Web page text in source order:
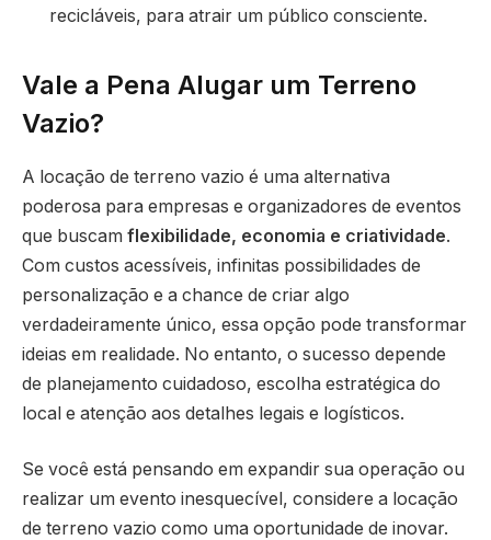
recicláveis, para atrair um público consciente.
Vale a Pena Alugar um Terreno
Vazio?
A locação de terreno vazio é uma alternativa
poderosa para empresas e organizadores de eventos
que buscam flexibilidade, economia e criatividade.
Com custos acessíveis, infinitas possibilidades de
personalização e a chance de criar algo
verdadeiramente único, essa opção pode transformar
ideias em realidade. No entanto, o sucesso depende
de planejamento cuidadoso, escolha estratégica do
local e atenção aos detalhes legais e logísticos.
Se você está pensando em expandir sua operação ou
realizar um evento inesquecível, considere a locação
de terreno vazio como uma oportunidade de inovar.